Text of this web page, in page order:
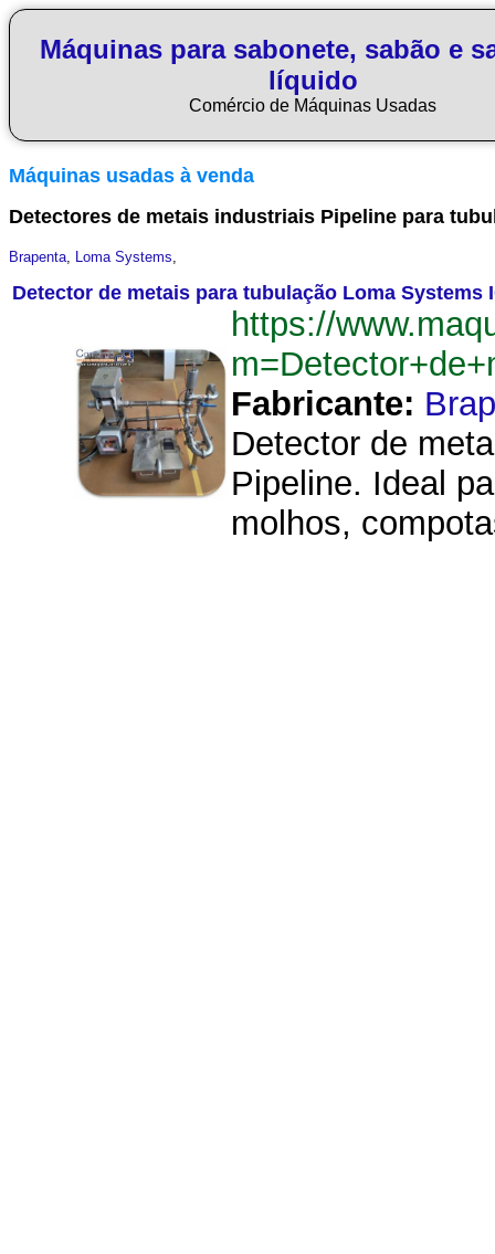
Máquinas para sabonete, sabão e
líquido
Comércio de Máquinas Usadas
Máquinas usadas à venda
Detectores de metais industriais Pipeline para
Brapenta, Loma Systems,
Detector de metais para tubulação Loma
https://
Fabricante:
Detector de
Pipeline. Ideal
molhos,